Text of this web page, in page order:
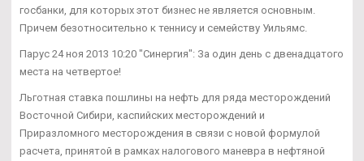
госбанки, для которых этот бизнес не является основным.
Причем безотносительно к теннису и семейству Уильямс.
Парус 24 ноя 2013 10:20 "Синергия": За один день с двенадцатого
места на четвертое!
Льготная ставка пошлины на нефть для ряда месторождений
Восточной Сибири, каспийских месторождений и
Приразломного месторождения в связи с новой формулой
расчета, принятой в рамках налогового маневра в нефтяной